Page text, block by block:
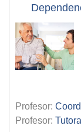
Profesor:
Profesor: